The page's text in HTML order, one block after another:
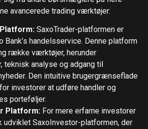
avancerede trading værktøjer:
SaxoTrader-platformen er
Bank’s handelsservice. Denne platform
række værktøjer, herunder
teknisk analyse og adgang til
Den intuitive brugergrænseflade
investorer at udføre handler og
porteføljer.
Platform: For mere erfarne investorer
udviklet SaxoInvestor-platformen, der